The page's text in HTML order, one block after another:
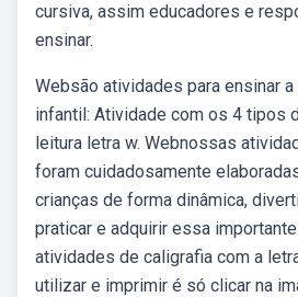
cursiva, assim educadores e
ensinar.
Websão atividades para ensinar
infantil: Atividade com os 4 tipos
leitura letra w. Webnossas
foram cuidadosamente
crianças de forma dinâmica,
praticar e adquirir essa
atividades de caligrafia com a
utilizar e imprimir é só clicar na